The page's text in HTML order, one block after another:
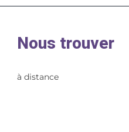
Nous trouver
à distance